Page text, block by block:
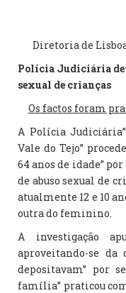
Diretoria de Lisboa
Polícia Judiciária
sexual de crianças
Os factos foram
A Polícia
Vale do Tejo”
64 anos de idade”
de abuso sexual de
atualmente 12 e 10
outra do feminino.
A investigação
aproveitando-se
depositavam” por
família” praticou